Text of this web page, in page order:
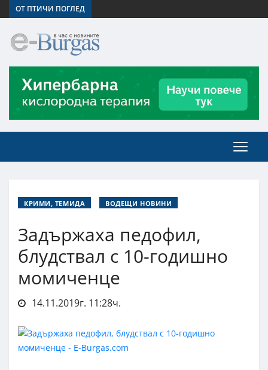
ОТ ПТИЧИ ПОГЛЕД
КРИМИ, ТЕМИДА ВОДЕЩИ НОВИНИ
Задържаха педофил,
блудствал с 10-годишно
момиченце
14.11.2019г. 11:28ч.